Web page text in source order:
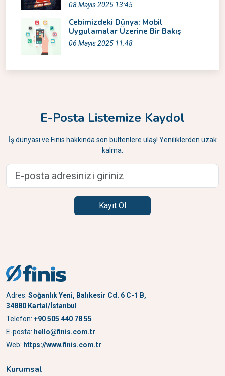
08 Mayıs 2025 13:45
Cebimizdeki Dünya: Mobil
Uygulamalar Üzerine Bir Bakış
06 Mayıs 2025 11:48
E-Posta Listemize Kaydol
İş dünyası ve Finis hakkında son bültenlere ulaş! Yeniliklerden uzak
kalma.
Kayıt Ol
Adres: Soğanlık Yeni, Balıkesir Cd. 6 C-1 B,
34880 Kartal/İstanbul
Telefon: +90 505 440 78 55
E-posta: hello@finis.com.tr
Web: https://www.finis.com.tr
Kurumsal